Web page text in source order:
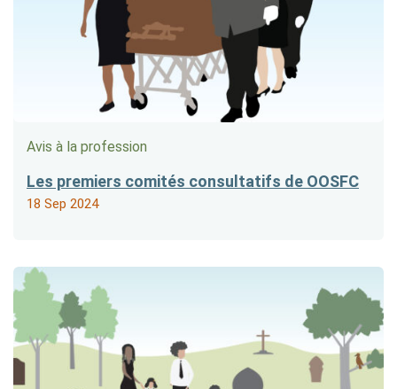
Avis à la profession
Les premiers comités consultatifs de OOSFC
18 Sep 2024